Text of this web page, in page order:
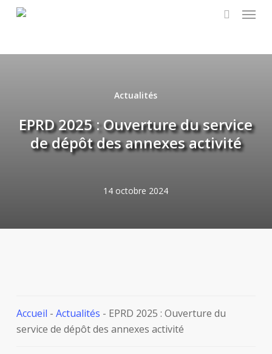
Skip
content
Menu
Actualités
EPRD 2025 : Ouverture du service
de dépôt des annexes activité
14 octobre 2024
Accueil - Actualités - EPRD 2025 : Ouverture du
service de dépôt des annexes activité